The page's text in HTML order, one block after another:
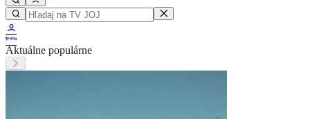
Aktuálne populárne